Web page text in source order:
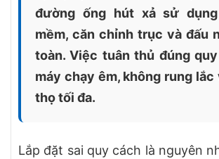
đường ống hút xả sử
mềm, căn chỉnh trục và đấu
toàn. Việc tuân thủ đúng
máy chạy êm, không rung lắc
thọ tối đa.
Lắp đặt sai quy cách là nguyên